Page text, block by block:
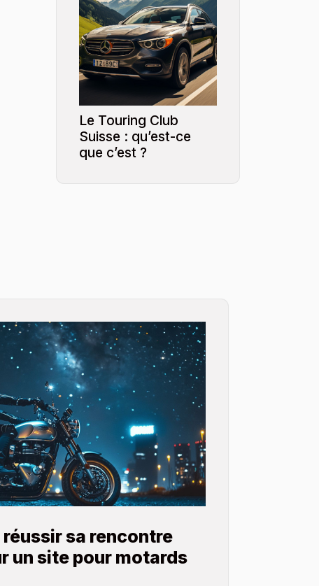
Le Touring Club
Suisse : qu’est-ce
que c’est ?
sa rencontre
un site pour motards